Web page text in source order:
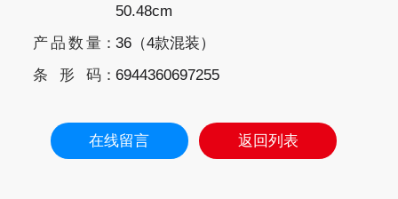
50.48cm
产品数量
36（4款混装）
条形码
6944360697255
在线留言 返回列表